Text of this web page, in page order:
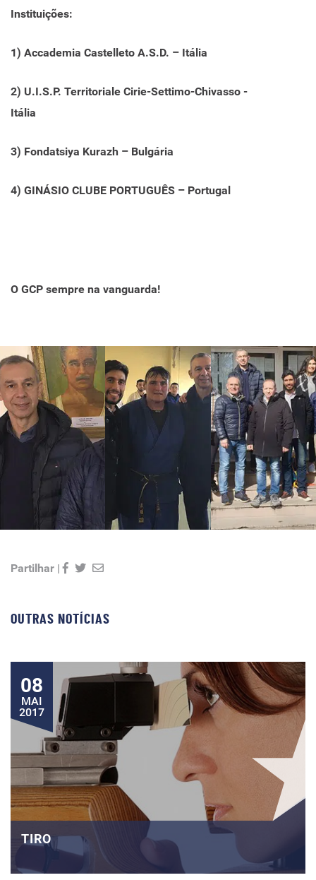
Instituições:
1) Accademia Castelleto A.S.D. – Itália
2) U.I.S.P. Territoriale Cirie-Settimo-Chivasso -
Itália
3) Fondatsiya Kurazh – Bulgária
4) GINÁSIO CLUBE PORTUGUÊS – Portugal
O GCP sempre na vanguarda!
Partilhar |
OUTRAS NOTÍCIAS
08
MAI
2017
TIRO